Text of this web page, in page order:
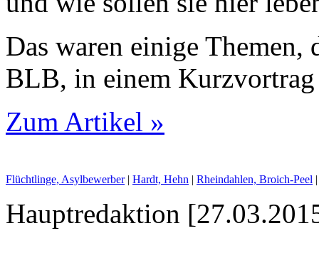
Das waren einige
BLB, in einem
Zum Artikel »
Flüchtlinge, Asylbewerber| Hardt, Hehn | Rheindahlen, Broich-Peel
Hauptredaktion